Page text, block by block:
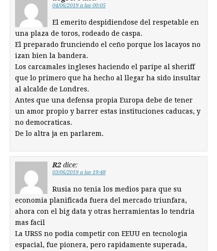
04/06/2019 a las 00:05
El emerito despidiendose del respetable en
una plaza de toros, rodeado de caspa.
El preparado frunciendo el ceño porque los lacayos no
izan bien la bandera.
Los carcamales ingleses haciendo el paripe al sheriff
que lo primero que ha hecho al llegar ha sido insultar
al alcalde de Londres.
Antes que una defensa propia Europa debe de tener
un amor propio y barrer estas instituciones caducas, y
no democraticas.
De lo altra ja en parlarem.
R2 dice:
03/06/2019 a las 19:48
Rusia no tenia los medios para que su
economia planificada fuera del mercado triunfara,
ahora con el big data y otras herramientas lo tendria
mas facil
La URSS no podia competir con EEUU en tecnologia
espacial, fue pionera, pero rapidamente superada,